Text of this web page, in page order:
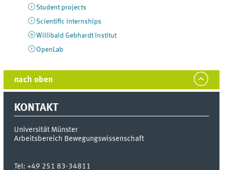
Student projects
Scientific internships
Willibald Gebhardt Institut
OpenLab
nach oben
KONTAKT
Universität Münster
Arbeitsbereich Bewegungswissenschaft
Tel:+49 251 83-34811